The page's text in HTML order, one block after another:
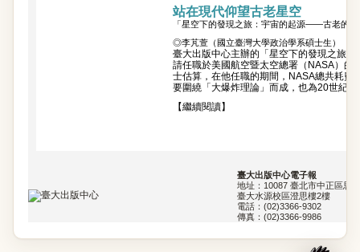
站在現代仰望古老星空
「星空下的發現之旅：宇宙的起源――古老的
◎李芃萱（國立臺灣大學政治學系碩士生）
臺大出版中心主辦的「星空下的發現之旅
請任職於美國航空暨太空總署（NASA）的
士估算，在他任職的期間，NASA總共耗費
要圍繞「大爆炸理論」而成，也為20世紀
【繼續閱讀】
臺大出版中心電子報
地址：10087 臺北市中正區思
臺大水源校區澄思樓2樓
電話：(02)3366-9302
傳真：(02)3366-9986